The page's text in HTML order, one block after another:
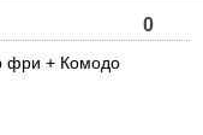
0
фри + Комодо